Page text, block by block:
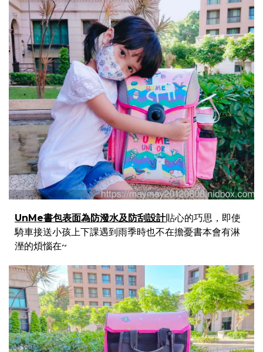
UnMe書包表面為防潑水及防刮設計貼心的巧思，即使
騎車接送小孩上下課遇到雨季時也不在擔憂書本會有淋
溼的煩惱在~